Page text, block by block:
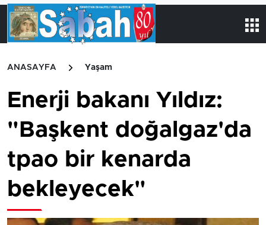
ANASAYFA Yaşam
Enerji bakanı Yıldız:
"Başkent doğalgaz'da
tpao bir kenarda
bekleyecek"